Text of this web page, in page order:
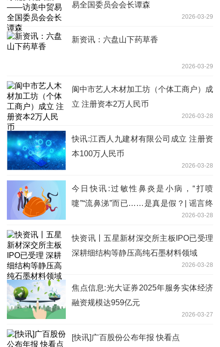
易全国委员会会长谭森
2026-03-29
新资讯：六盘山下药草香
2026-03-29
阆中市艺人木材加工坊（个体工商户）成
立 注册资本2万人民币
2026-03-28
快讯:江西人九建材有限公司成立 注册资
本100万人民币
2026-03-28
今日快讯:过敏性鼻炎是小病，“打喷
嚏”“流鼻涕”而已……是真是假？| 谣言终
2026-03-28
快资讯丨五星新材深交所主板IPO已受理
深耕细结构等静压高纯石墨材料领域
2026-03-28
焦点信息:光大证券2025年服务实体经济
融资规模达959亿元
2026-03-27
[快讯]广百股份公布年报 快看点